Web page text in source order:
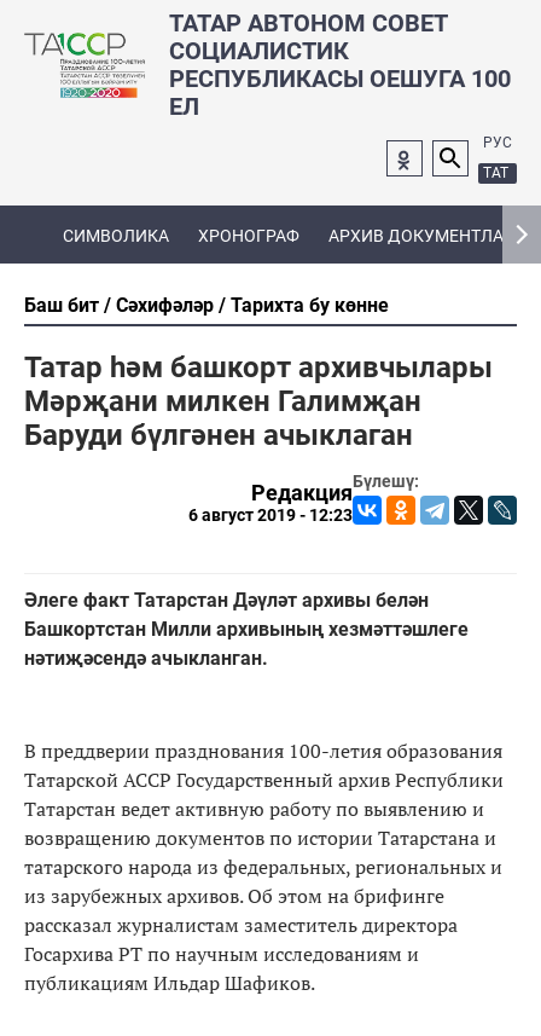
ТАТАР АВТОНОМ СОВЕТ
СОЦИАЛИСТИК
РЕСПУБЛИКАСЫ ОЕШУГА 100
ЕЛ
РУС
ТАТ
СИМВОЛИКА ХРОНОГРАФ АРХИВ ДОКУМЕНТЛАРЫ
Баш бит Сәхифәләр Тарихта бу көнне
Татар һәм башкорт архивчылары
Мәрҗани милкен Галимҗан
Баруди бүлгәнен ачыклаган
Бүлешү:
Редакция
6 август 2019 - 12:23
Әлеге факт Татарстан Дәүләт архивы белән
Башкортстан Милли архивының хезмәттәшлеге
нәтиҗәсендә ачыкланган.
В преддверии празднования 100-летия образования
Татарской АССР Государственный архив Республики
Татарстан ведет активную работу по выявлению и
возвращению документов по истории Татарстана и
татарского народа из федеральных, региональных и
из зарубежных архивов. Об этом на брифинге
рассказал журналистам заместитель директора
Госархива РТ по научным исследованиям и
публикациям Ильдар Шафиков.